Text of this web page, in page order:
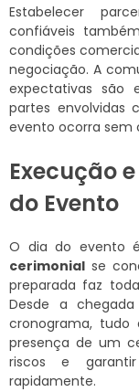
Estabelecer
confiáveis
condições
negociação. A
expectativas são
partes envolvidas
evento ocorra sem
Execução
do Evento
O dia do evento
cerimonial se
preparada faz
Desde a
cronograma, tudo
presença de um
riscos e
rapidamente.